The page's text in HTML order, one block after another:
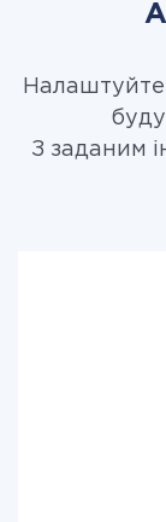
Налаштуйте
З заданим